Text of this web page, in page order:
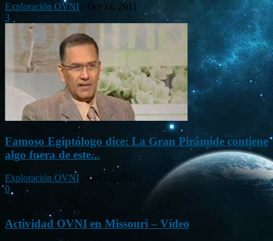
Exploración OVNI - Oct 14, 2011
3
Famoso Egiptólogo dice: La Gran Pirámide contiene
algo fuera de este...
Exploración OVNI
Oct 12, 2011
0
Actividad OVNI en Missouri – Vídeo